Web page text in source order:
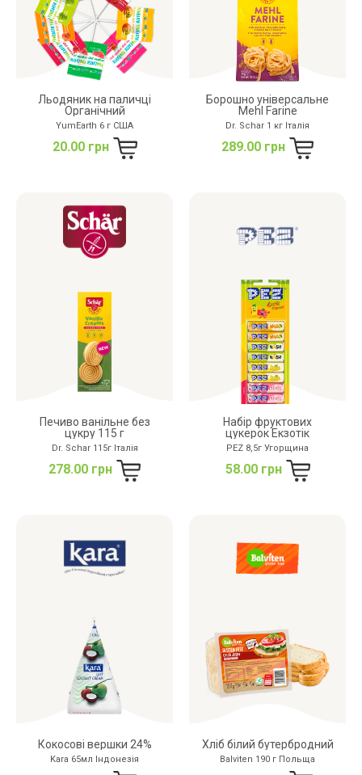
Льодяник на паличці
Органічний
YumEarth 6 г США
20.00 грн
Борошно універсальне
Mehl Farine
Dr. Schar 1 кг Італія
289.00 грн
Печиво ванільне без
цукру 115 г
Dr. Schar 115г Італія
278.00 грн
Набір фруктових
цукерок Екзотік
PEZ 8,5г Угорщина
58.00 грн
Кокосові вершки 24%
Kara 65мл Індонезія
Хліб білий бутербродний
Balviten 190 г Польща